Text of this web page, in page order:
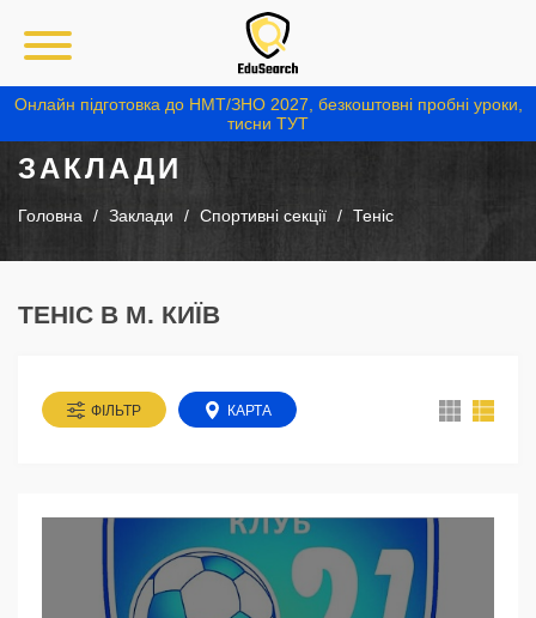
Онлайн підготовка до НМТ/ЗНО 2027, безкоштовні пробні уроки,
тисни ТУТ
ЗАКЛАДИ
Головна Заклади Спортивні секції Теніс
ТЕНІС В М. КИЇВ
ФІЛЬТР КАРТА